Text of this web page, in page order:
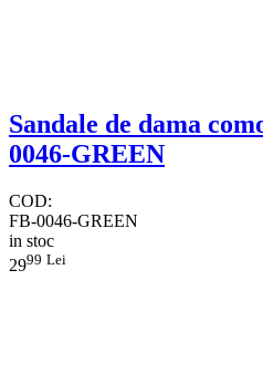
​Sandale de dama
0046-GREEN
COD:
FB-0046-GREEN
in stoc
2999 Lei